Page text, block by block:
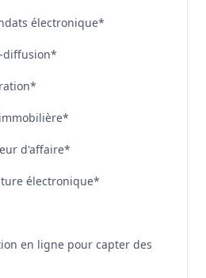
électronique*
diffusion*
d'affaire*
électronique*
en ligne pour capter des